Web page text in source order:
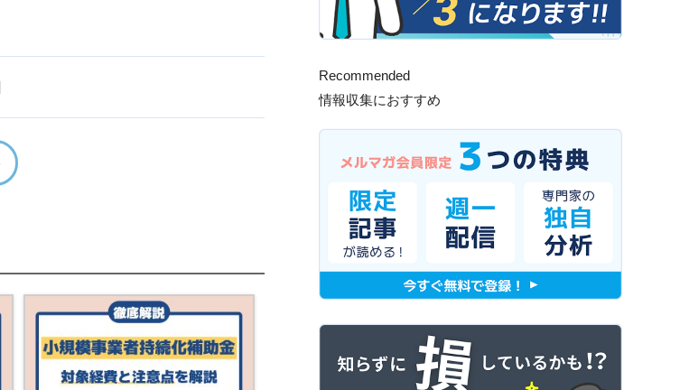
Recommended
情報収集におすすめ